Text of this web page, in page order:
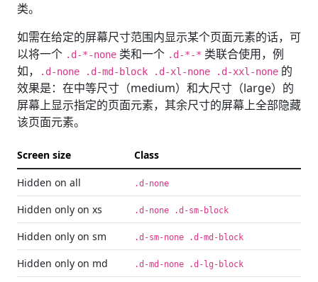
类。
如需在给定的屏幕尺寸范围内显示某个页面元素的话，可
以将一个 .d-*-none 类和一个 .d-*-* 类联合使用，例
如，
.d-none .d-md-block .d-xl-none .d-xxl-none 的
效果是：在中等尺寸（medium）和大尺寸（large）的
屏幕上显示指定的页面元素，其余尺寸的屏幕上全部隐藏
该页面元素。
Screen size Class
Hidden on all .d-none
Hidden only on xs .d-none .d-sm-block
Hidden only on sm .d-sm-none .d-md-block
Hidden only on md .d-md-none .d-lg-block